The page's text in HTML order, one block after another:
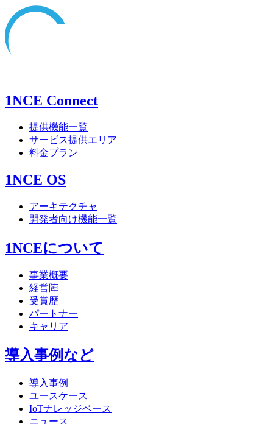
1NCE Connect
提供機能一覧
サービス提供エリア
料金プラン
1NCE OS
アーキテクチャ
開発者向け機能一覧
1NCEについて
事業概要
経営陣
受賞歴
パートナー
キャリア
導入事例など
導入事例
ユースケース
IoTナレッジベース
ニュース